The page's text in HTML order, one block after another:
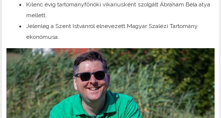
Kilenc évig tartományfőnöki vikáriusként szolgált Ábrahám Béla atya
mellett.
Jelenleg a Szent Istvánról elnevezett Magyar Szalézi Tartomány
ekonómusa.